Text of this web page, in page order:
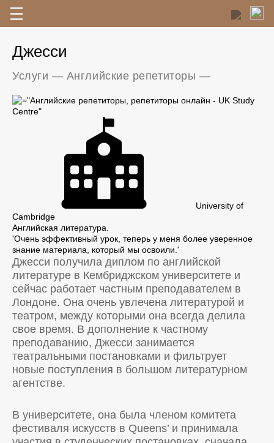
Джесси
Услуги — Английские репетиторы —
University of
Cambridge
Английская литература.
'Очень эффективный урок, теперь у меня более уверенное
знание материала, который мы освоили.'
Джесси получила диплом по английской
литературе в Кембриджском университете и
сейчас работает частным преподавателем в
Лондоне. Она очень увлечена литературой и
театром, между которыми она всегда делила
свое время. В дополнение к частному
преподаванию, Джесси занимается
театральными постановками и фильтрует
новые поступления в большом литературном
агентстве.
В университете, она была членом комитета
фестиваля искусств в Queens’ и принимала